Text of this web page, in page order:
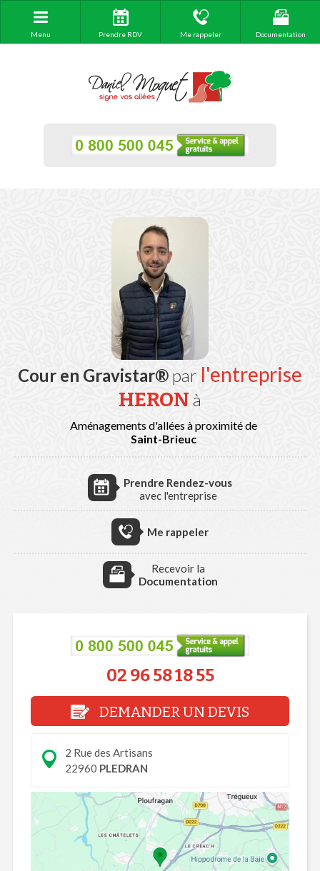
Menu Prendre RDV Me rappeler Documentation
Cour en Gravistar® par l'entreprise
HERON à
Aménagements d'allées à proximité de
Saint-Brieuc
Prendre Rendez-vous
avec l'entreprise
Me rappeler
Recevoir la
Documentation
02 96 58 18 55
DEMANDER UN DEVIS
2 Rue des Artisans
22960 PLEDRAN